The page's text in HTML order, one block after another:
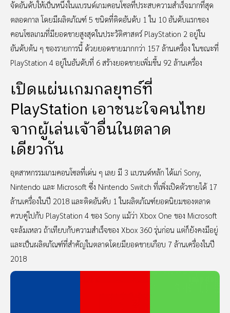
จัดอันดับให้เป็นหนึ่งในแบรนด์เกมคอนโซลที่ประสบความสำเร็จมากที่สุด
ตลอดกาล โดยมีผลิตภัณฑ์ 5 ชนิดที่ติดอันดับ 1 ใน 10 อันดับแรกของ
คอนโซลเกมที่มียอดขายสูงสุดในประวัติศาสตร์ PlayStation 2 อยู่ใน
อันดับต้น ๆ ของรายการนี้ ด้วยยอดขายมากกว่า 157 ล้านเครื่อง ในขณะที่
PlayStation 4 อยู่ในอันดับที่ 6 สร้างยอดขายเพิ่มขึ้น 92 ล้านเครื่อง
เปิดแผ่นเกมกลยุทธ์ที่
PlayStation เอาชนะใจคนไทย
จากผู้เล่นเจ้าอื่นในตลาด
เดียวกัน
อุตสาหกรรมเกมคอนโซลที่เด่น ๆ เลย มี 3 แบรนด์หลัก ได้แก่ Sony,
Nintendo และ Microsoft ซึ่ง Nintendo Switch ที่เพิ่งเปิดตัวขายได้ 17
ล้านเครื่องในปี 2018 และติดอันดับ 1 ในผลิตภัณฑ์ยอดนิยมของตลาด
ควบคู่ไปกับ PlayStation 4 ของ Sony แม้ว่า Xbox One ของ Microsoft
จะล้มเหลว ถ้าเทียบกับความสำเร็จของ Xbox 360 รุ่นก่อน แต่ก็ยังคงมีอยู่
และเป็นผลิตภัณฑ์ที่สำคัญในตลาดโดยมียอดขายเกือบ 7 ล้านเครื่องในปี
2018